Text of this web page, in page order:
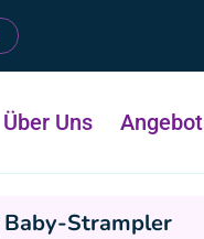
Über Uns Angebot
Strampler